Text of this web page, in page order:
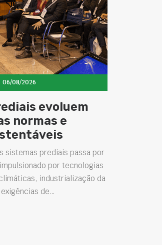
06/08/2026
evoluem
normas e
sistemas prediais passa por
por tecnologias
industrialização da
de…